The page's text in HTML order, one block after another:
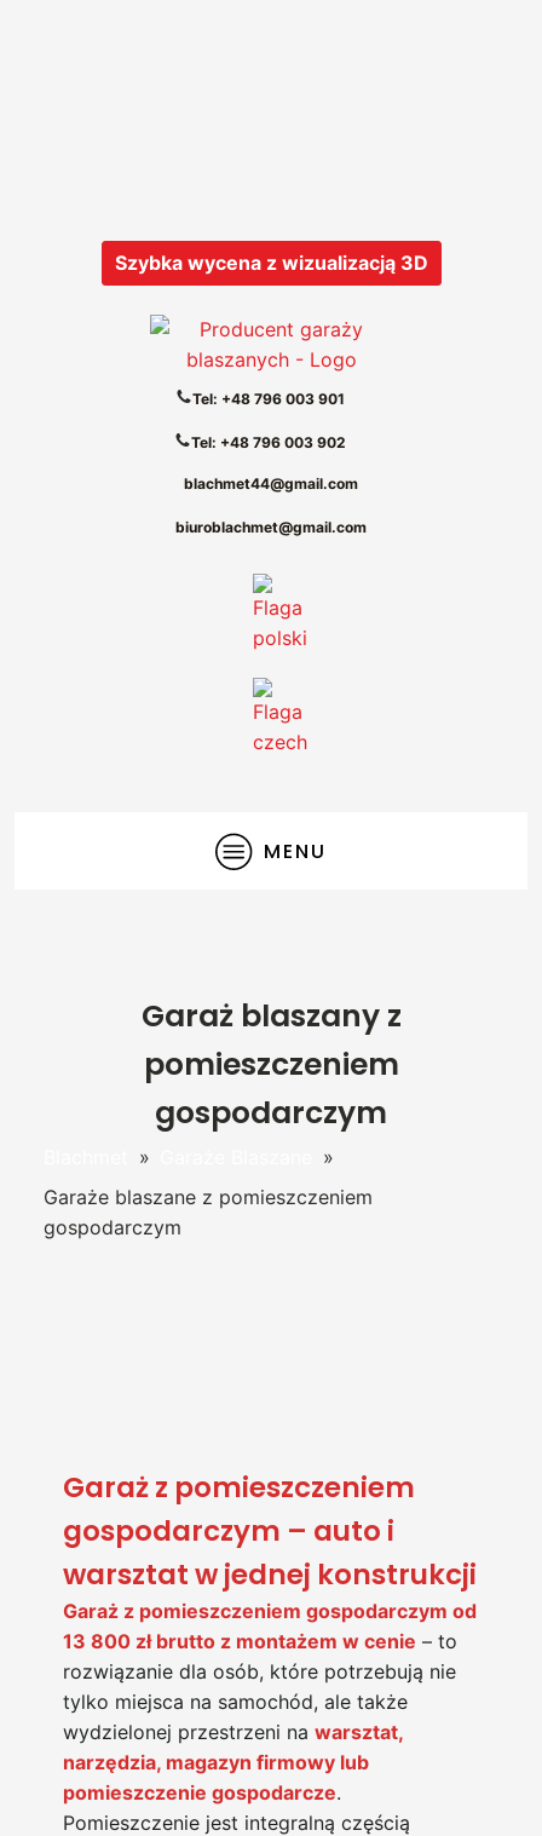
Szybka wycena z wizualizacją 3D
Tel: +48 796 003 901
Tel: +48 796 003 902
blachmet44@gmail.com
biuroblachmet@gmail.com
MENU
Garaż blaszany z
pomieszczeniem
gospodarczym
»
»
Garaże blaszane z pomieszczeniem
gospodarczym
Garaż z pomieszczeniem
gospodarczym – auto i
warsztat w jednej konstrukcji
Garaż z pomieszczeniem gospodarczym od
13 800 zł brutto z montażem w cenie – to
rozwiązanie dla osób, które potrzebują nie
tylko miejsca na samochód, ale także
wydzielonej przestrzeni na warsztat,
narzędzia, magazyn firmowy lub
pomieszczenie gospodarcze.
Pomieszczenie jest integralną częścią